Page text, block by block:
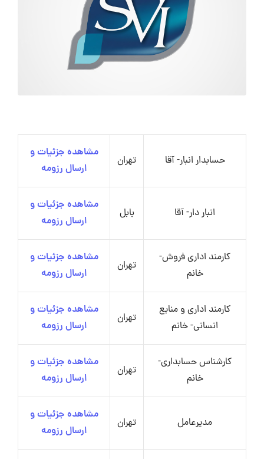
حسابدار انبار- آقا تهران
مشاهده جزئیات و
ارسال رزومه
انبار دار- آقا بابل
مشاهده جزئیات و
ارسال رزومه
کارمند اداری فروش-
خانم
تهران
مشاهده جزئیات و
ارسال رزومه
کارمند اداری و منابع
انسانی- خانم
تهران
مشاهده جزئیات و
ارسال رزومه
کارشناس حسابداری-
خانم
تهران
مشاهده جزئیات و
ارسال رزومه
مدیرعامل تهران
مشاهده جزئیات و
ارسال رزومه